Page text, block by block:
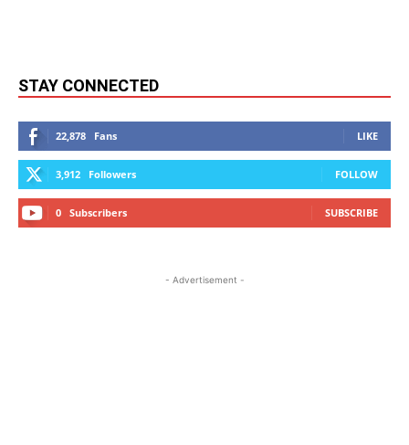
STAY CONNECTED
22,878 Fans LIKE
3,912 Followers FOLLOW
0 Subscribers SUBSCRIBE
- Advertisement -